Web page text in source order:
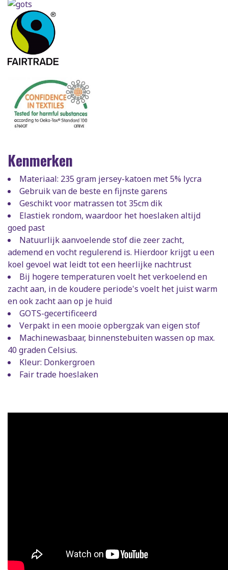
Kenmerken
Materiaal: 235 gram jersey-katoen met 5% lycra
Gebruik van de beste en fijnste garens
Geschikt voor matrassen tot 35cm dik
Elastiek rondom, waardoor het hoeslaken altijd
goed past
Natuurlijk aanvoelende stof die zeer zacht,
ademend en vocht regulerend is. Hierdoor krijgt u een
koel gevoel wat leidt tot een heerlijke nachtrust
Bij hogere temperaturen voelt het verkoelend en
zacht aan, in de koudere periode's voelt het juist warm
en ook zacht aan op je huid
GOTS-gecertificeerd
Verpakt in een mooie opbergzak van eigen stof
Machinewasbaar, binnenstebuiten wassen op max.
40 graden Celsius.
Kleur: Donkergroen
Fair trade hoeslaken